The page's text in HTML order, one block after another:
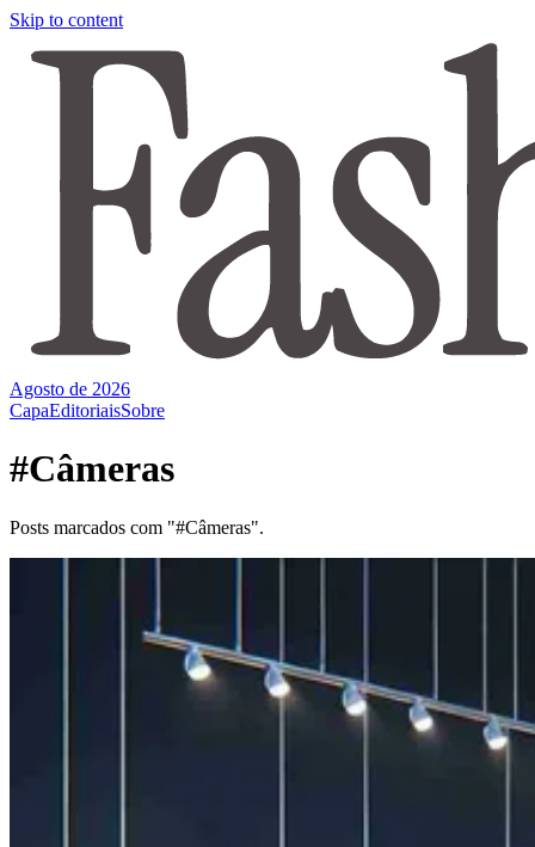
Skip to content
Agosto de 2026
CapaEditoriaisSobre
#Câmeras
Posts marcados com "#Câmeras".